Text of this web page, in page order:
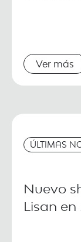
Ver más
ÚLTIMAS
Nuevo
Lisan